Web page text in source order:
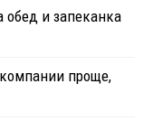
обед и запеканка
проще,